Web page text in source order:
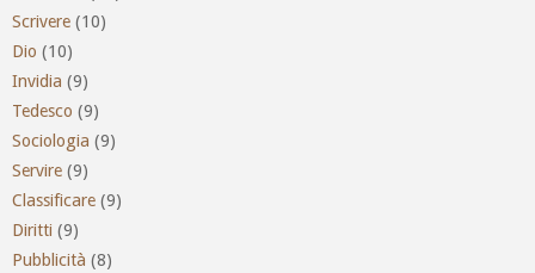
Scrivere (10)
Dio (10)
Invidia (9)
Tedesco (9)
Sociologia (9)
Servire (9)
Classificare (9)
Diritti (9)
Pubblicità (8)